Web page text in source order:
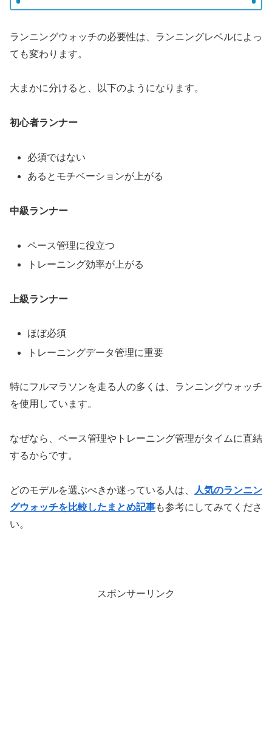
ランニングウォッチの必要性は、ランニングレベルによっ
ても変わります。
大まかに分けると、以下のようになります。
初心者ランナー
必須ではない
あるとモチベーションが上がる
中級ランナー
ペース管理に役立つ
トレーニング効率が上がる
上級ランナー
ほぼ必須
トレーニングデータ管理に重要
特にフルマラソンを走る人の多くは、ランニングウォッチ
を使用しています。
なぜなら、ペース管理やトレーニング管理がタイムに直結
するからです。
どのモデルを選ぶべきか迷っている人は、
人気のランニン
グウォッチを比較したまとめ記事も参考にしてみてくださ
い。
スポンサーリンク